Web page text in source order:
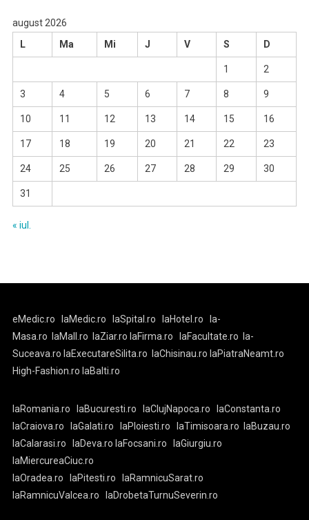
august 2026
L
Ma Mi J V S D
1 2
3 4 5 6 7 8 9
10 11 12 13 14 15 16
17 18 19 20 21 22 23
24 25 26 27 28 29 30
31
« iul.
eMedic.ro laMedic.ro laSpital.ro laHotel.ro
la-
Masa.ro
laMall.ro laZiar.ro laFirma.ro laFacultate.ro
la-
Suceava.ro laExecutareSilita.ro laChisinau.ro laPiatraNeamt.ro
High-Fashion.ro laBalti.ro
laRomania.ro laBucuresti.ro laClujNapoca.ro
laConstanta.ro
laCraiova.ro
laGalati.ro laPloiesti.ro laTimisoara.ro
laBuzau.ro
laCalarasi.ro
laDeva.ro laFocsani.ro
laGiurgiu.ro
laMiercureaCiuc.ro
laOradea.ro
laPitesti.ro
laRamnicuSarat.ro
laRamnicuValcea.ro
laDrobetaTurnuSeverin.ro